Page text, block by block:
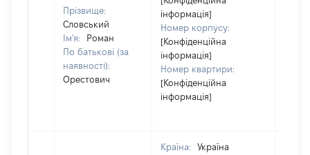
Прізвище:
Словський
Ім'я:
Роман
По батькові (за
наявності):
Орестович
інформація]
Номер корпусу:
[Конфіденційна
інформація]
Номер квартири:
[Конфіденційна
інформація]
Країна:
Україна